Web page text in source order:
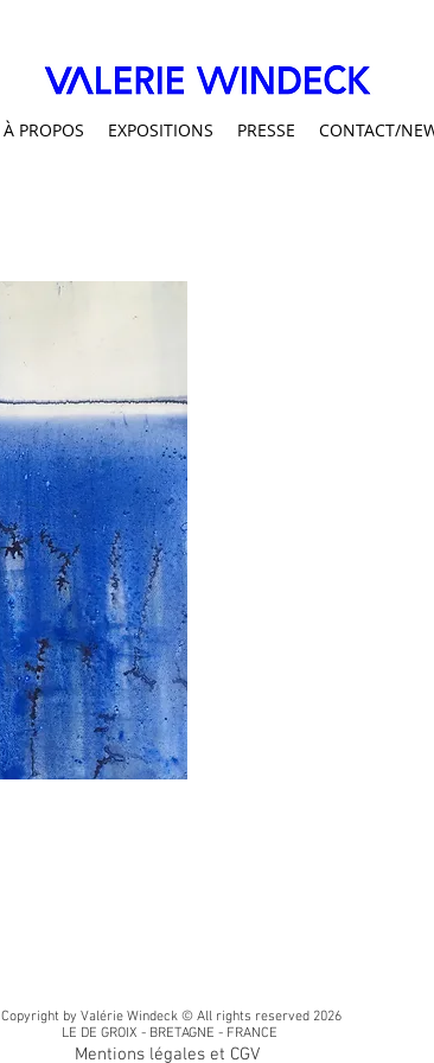
À PROPOS EXPOSITIONS PRESSE CONTACT/
Copyright by Valérie Windeck © All rights reserved 2026
LE DE GROIX - BRETAGNE - FRANCE
Mentions légales et CGV